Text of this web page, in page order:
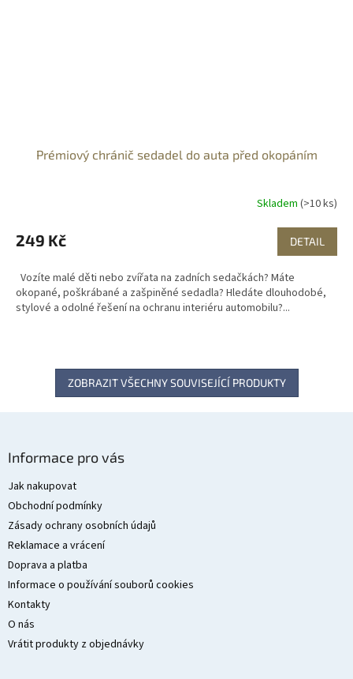
Prémiový chránič sedadel do auta před okopáním
Skladem (>10 ks)
249 Kč DETAIL
Vozíte malé děti nebo zvířata na zadních sedačkách? Máte
okopané, poškrábané a zašpiněné sedadla? Hledáte dlouhodobé,
stylové a odolné řešení na ochranu interiéru automobilu?...
ZOBRAZIT VŠECHNY SOUVISEJÍCÍ PRODUKTY
Informace pro vás
Jak nakupovat
Obchodní podmínky
Zásady ochrany osobních údajů
Reklamace a vrácení
Doprava a platba
Informace o používání souborů cookies
Kontakty
O nás
Vrátit produkty z objednávky